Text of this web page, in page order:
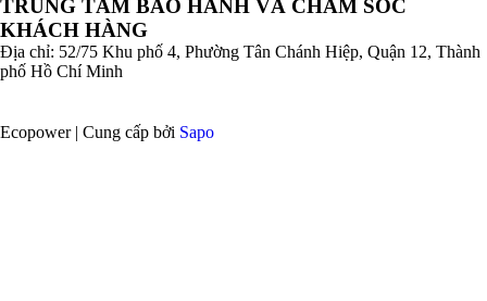
TRUNG TÂM BẢO HÀNH VÀ CHĂM SÓC
KHÁCH HÀNG
Địa chỉ: 52/75 Khu phố 4, Phường Tân Chánh Hiệp, Quận 12, Thành
phố Hồ Chí Minh
Ecopower | Cung cấp bởi Sapo